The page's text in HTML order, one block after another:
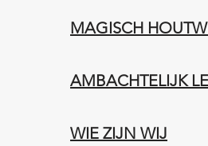
MAGISCH
AMBACHTELIJK
WIE ZIJN WIJ​​